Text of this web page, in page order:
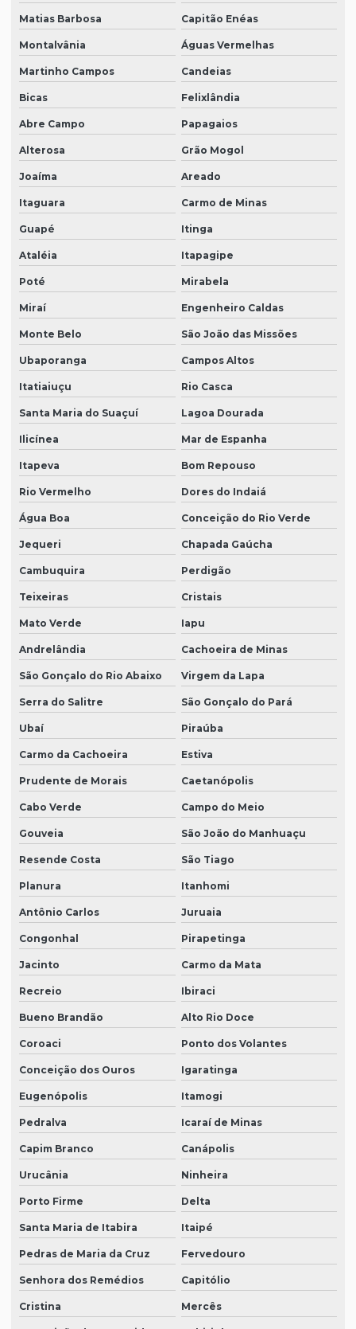
Matias Barbosa Capitão Enéas
Montalvânia Águas Vermelhas
Martinho Campos Candeias
Bicas Felixlândia
Abre Campo Papagaios
Alterosa Grão Mogol
Joaíma Areado
Itaguara Carmo de Minas
Guapé Itinga
Ataléia Itapagipe
Poté Mirabela
Miraí Engenheiro Caldas
Monte Belo São João das Missões
Ubaporanga Campos Altos
Itatiaiuçu Rio Casca
Santa Maria do Suaçuí Lagoa Dourada
Ilicínea Mar de Espanha
Itapeva Bom Repouso
Rio Vermelho Dores do Indaiá
Água Boa Conceição do Rio Verde
Jequeri Chapada Gaúcha
Cambuquira Perdigão
Teixeiras Cristais
Mato Verde Iapu
Andrelândia Cachoeira de Minas
São Gonçalo do Rio Abaixo Virgem da Lapa
Serra do Salitre São Gonçalo do Pará
Ubaí Piraúba
Carmo da Cachoeira Estiva
Prudente de Morais Caetanópolis
Cabo Verde Campo do Meio
Gouveia São João do Manhuaçu
Resende Costa São Tiago
Planura Itanhomi
Antônio Carlos Juruaia
Congonhal Pirapetinga
Jacinto Carmo da Mata
Recreio Ibiraci
Bueno Brandão Alto Rio Doce
Coroaci Ponto dos Volantes
Conceição dos Ouros Igaratinga
Eugenópolis Itamogi
Pedralva Icaraí de Minas
Capim Branco Canápolis
Urucânia Ninheira
Porto Firme Delta
Santa Maria de Itabira Itaipé
Pedras de Maria da Cruz Fervedouro
Senhora dos Remédios Capitólio
Cristina Mercês